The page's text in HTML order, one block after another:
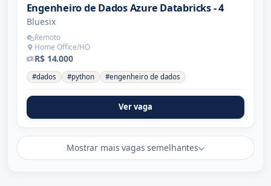
Engenheiro de Dados Azure Databricks - 4
Bluesix
Remoto
Home Office/HO
R$ 14.000
#dados #python #engenheiro de dados
Ver vaga
Mostrar mais vagas semelhantes